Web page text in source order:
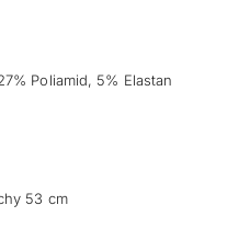
Poliamid, 5% Elastan
53 cm